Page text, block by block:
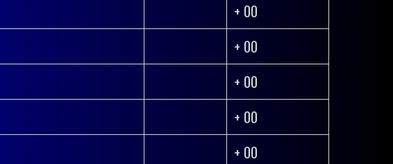
+ 00
+ 00
+ 00
+ 00
+ 00